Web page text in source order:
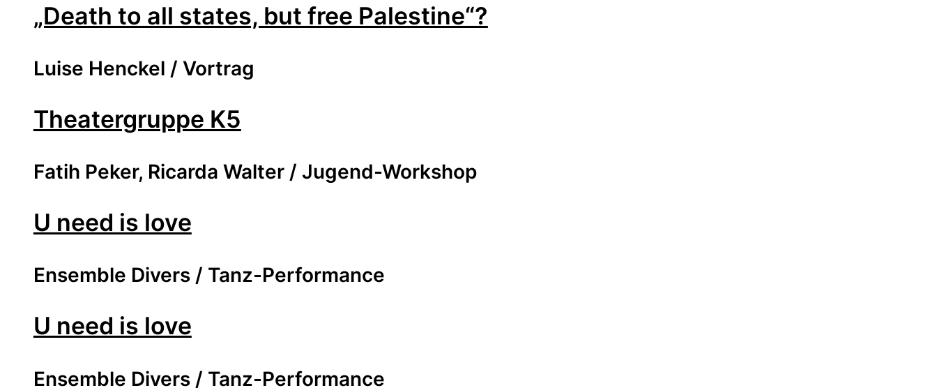
„Death to all states, but free Palestine“?
Luise Henckel / Vortrag
Theatergruppe K5
Fatih Peker, Ricarda Walter / Jugend-Workshop
U need is love
Ensemble Divers / Tanz-Performance
U need is love
Ensemble Divers / Tanz-Performance